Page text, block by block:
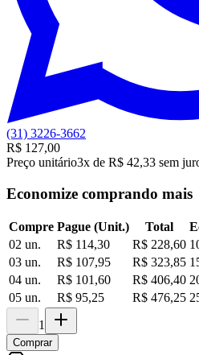
(31) 3226-3662
R$ 127,00
Preço unitário3x de R$ 42,33 sem
Economize comprando mais
Compre Pague (Unit.) Total
02 un.
R$ 114,30 R$ 228,60
03 un.
R$ 107,95 R$ 323,85
04 un.
R$ 101,60 R$ 406,40
05 un.
R$ 95,25 R$ 476,25
1
Comprar